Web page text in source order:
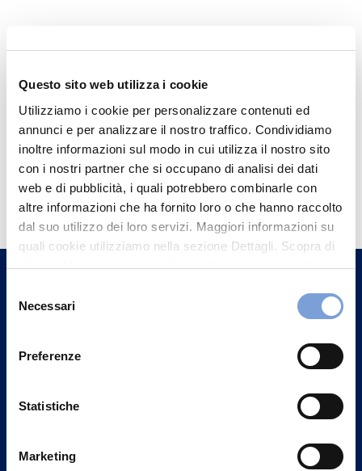
Questo sito web utilizza i cookie
Utilizziamo i cookie per personalizzare contenuti ed
annunci e per analizzare il nostro traffico. Condividiamo
inoltre informazioni sul modo in cui utilizza il nostro sito
con i nostri partner che si occupano di analisi dei dati
web e di pubblicità, i quali potrebbero combinarle con
altre informazioni che ha fornito loro o che hanno raccolto
dal suo utilizzo dei loro servizi. Maggiori informazioni su
quali cookie utilizziamo nella sezione Dettagli. Scopra di
più su chi siamo, come può contattarci e come trattiamo i
può trovare nel footer del sito nella sezione "Informativa
delNecessari
Preferenze
Statistiche
Marketing
Hai bisogno di
informazioni?
Trova l'Agenzia più vicina a te e parla con
Contattaci